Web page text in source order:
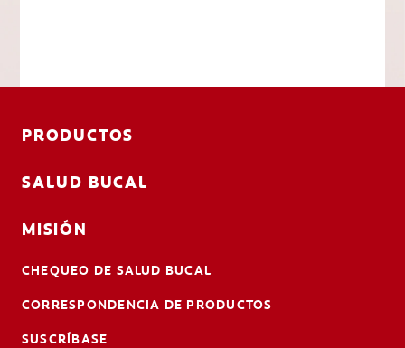
PRODUCTOS
SALUD BUCAL
MISIÓN
CHEQUEO DE SALUD BUCAL
CORRESPONDENCIA DE PRODUCTOS
SUSCRÍBASE